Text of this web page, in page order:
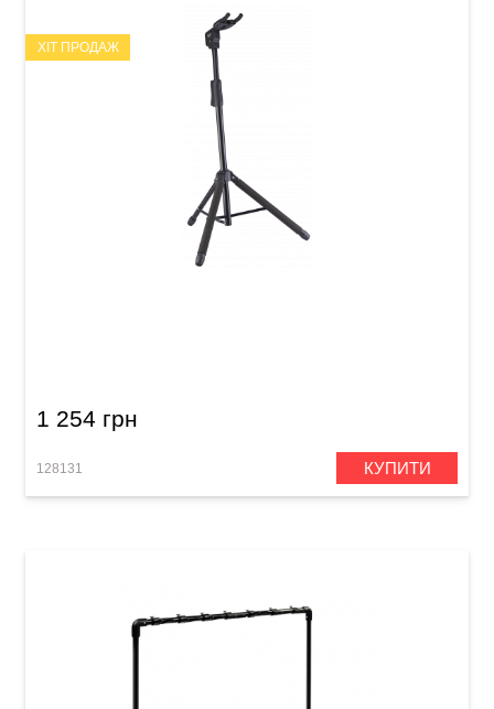
ХІТ ПРОДАЖ
1 254 грн
128131 КУПИТИ